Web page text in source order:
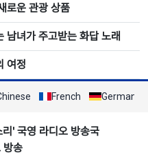
로운 관광 상품
남녀가 주고받는 화답 노래
여정
French German
' 국영 라디오 방송국
방송